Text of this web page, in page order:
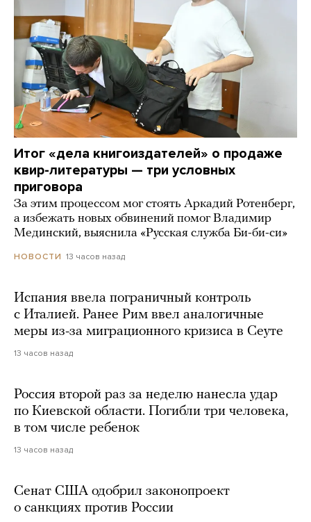
Итог «дела книгоиздателей» о продаже
квир-литературы — три условных
приговора
За этим процессом мог стоять Аркадий Ротенберг,
а избежать новых обвинений помог Владимир
Мединский, выяснила «Русская служба Би-би-си»
НОВОСТИ 13 часов назад
Испания ввела пограничный контроль
с Италией. Ранее Рим ввел аналогичные
меры из-за миграционного кризиса в Сеуте
13 часов назад
Россия второй раз за неделю нанесла удар
по Киевской области. Погибли три человека,
в том числе ребенок
13 часов назад
Сенат США одобрил законопроект
о санкциях против России